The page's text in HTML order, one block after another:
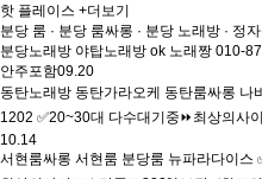
핫 플레이스 +더보기
분당 룸 · 분당 룸싸롱 · 분당 노래방 · 정
분당노래방 야탑노래방 ok 노래짱 010-
안주포함09.20
동탄노래방 동탄가라오케 동탄룸싸롱 나
1202 ✅20~30대 다수대기중⏩최상의사
10.14
서현룸싸롱 서현룸 분당룸 뉴파라다이스